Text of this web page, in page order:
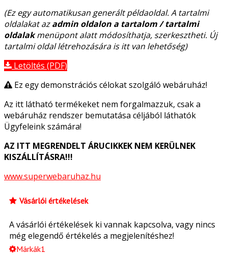
(Ez egy automatikusan generált példaoldal. A tartalmi
oldalakat azadmin oldalon a tartalom / tartalmi
oldalakmenüpont alatt módosíthatja, szerkesztheti. Új
tartalmi oldal létrehozására is itt van lehetőség)
Letöltés (PDF)
Ez egy demonstrációs célokat szolgáló webáruház!
Az itt látható termékeket nem forgalmazzuk, csak a
webáruház rendszer bemutatása céljából láthatók
Ügyfeleink számára!
AZ ITT MEGRENDELT ÁRUCIKKEK NEM KERÜLNEK
KISZÁLLÍTÁSRA!!!
www.superwebaruhaz.hu
Vásárlói értékelések
A vásárlói értékelések ki vannak kapcsolva, vagy nincs
még elegendő értékelés a megjelenítéshez!
Márkák1